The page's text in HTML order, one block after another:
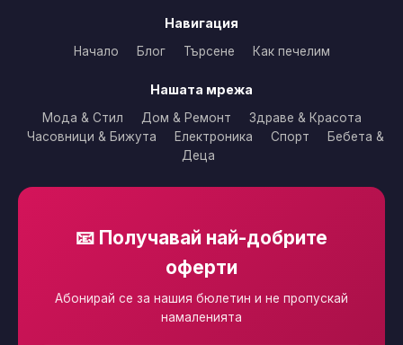
Навигация
Начало Блог Търсене Как печелим
Нашата мрежа
Мода & Стил Дом & Ремонт
Здраве & Красота
Часовници & Бижута
Електроника Спорт
Бебета &
Деца
📧 Получавай най-добрите
оферти
Абонирай се за нашия бюлетин и не пропускай
намаленията